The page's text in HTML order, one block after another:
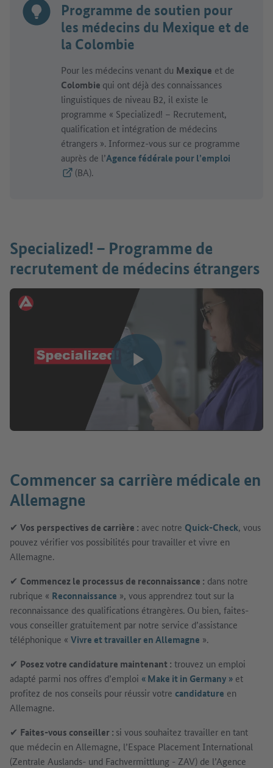
Programme de soutien pour
les médecins du Mexique et de
la Colombie
Pour les médecins venant du Mexique et de
Colombie qui ont déjà des connaissances
linguistiques de niveau B2, il existe le
programme « Specialized! – Recrutement,
qualification et intégration de médecins
étrangers ». Informez-vous sur ce programme
auprès de l’Agence fédérale pour l’emploi
(Lien externe)
(BA).
Lire la vidéo
Specialized! – Programme de
recrutement de médecins étrangers
Commencer sa carrière médicale en
Allemagne
✔ Vos perspectives de carrière : avec notre Quick-Check, vous
pouvez vérifier vos possibilités pour travailler et vivre en
Allemagne.
✔ Commencez le processus de reconnaissance : dans notre
rubrique « Reconnaissance », vous apprendrez tout sur la
reconnaissance des qualifications étrangères. Ou bien, faites-
vous conseiller gratuitement par notre service d’assistance
téléphonique « Vivre et travailler en Allemagne ».
✔ Posez votre candidature maintenant : trouvez un emploi
adapté parmi nos offres d’emploi « Make it in Germany » et
profitez de nos conseils pour réussir votre candidature en
Allemagne.
✔ Faites-vous conseiller : si vous souhaitez travailler en tant
que médecin en Allemagne, l’Espace Placement International
(Zentrale Auslands- und Fachvermittlung - ZAV) de l’Agence